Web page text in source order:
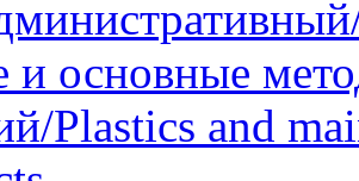
и основные
Plastics and